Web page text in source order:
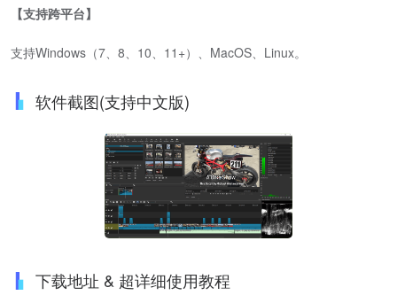
【支持跨平台】
支持Windows（7、8、10、11+）、MacOS、Linux。
软件截图(支持中文版)
下载地址 & 超详细使用教程